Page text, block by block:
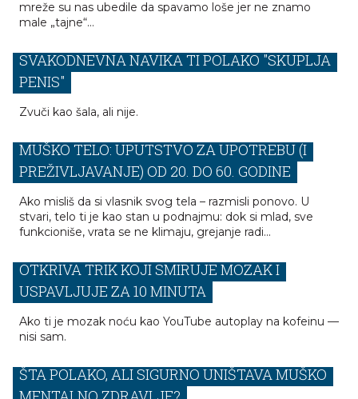
mreže su nas ubedile da spavamo loše jer ne znamo
male „tajne“…
SVAKODNEVNA NAVIKA TI POLAKO "SKUPLJA
PENIS"
Zvuči kao šala, ali nije.
MUŠKO TELO: UPUTSTVO ZA UPOTREBU (I
PREŽIVLJAVANJE) OD 20. DO 60. GODINE
Ako misliš da si vlasnik svog tela – razmisli ponovo. U
stvari, telo ti je kao stan u podnajmu: dok si mlad, sve
funkcioniše, vrata se ne klimaju, grejanje radi...
OTKRIVA TRIK KOJI SMIRUJE MOZAK I
USPAVLJUJE ZA 10 MINUTA
Ako ti je mozak noću kao YouTube autoplay na kofeinu —
nisi sam.
ŠTA POLAKO, ALI SIGURNO UNIŠTAVA MUŠKO